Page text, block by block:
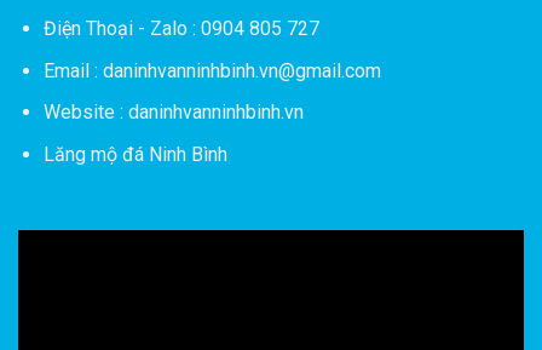
Điện Thoại - Zalo : 0904 805 727
Email : daninhvanninhbinh.vn@gmail.com
Website : daninhvanninhbinh.vn
Lăng mộ đá Ninh Bình